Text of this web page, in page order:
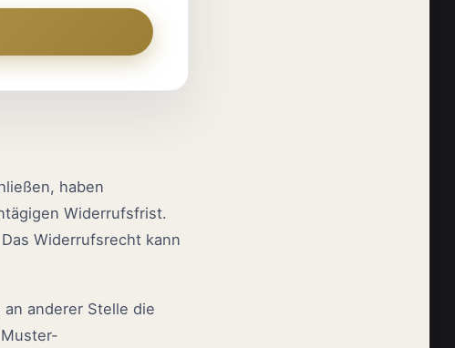
haben
Widerrufsfrist.
Widerrufsrecht kann
anderer Stelle die